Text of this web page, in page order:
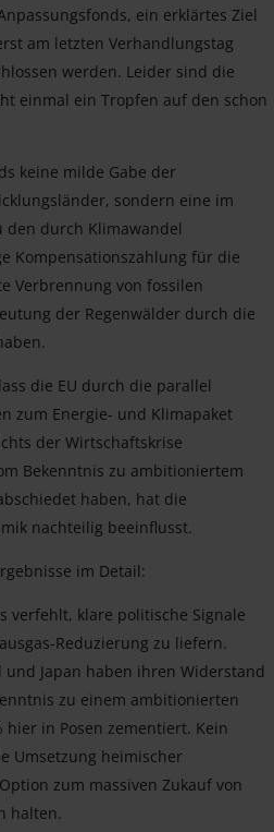
ein erklärtes Ziel
am letzten Verhandlungstag
werden. Leider sind die
einmal ein Tropfen auf den schon
keine milde Gabe der
sondern eine im
den durch Klimawandel
Kompensationszahlung für die
Verbrennung von fossilen
der Regenwälder durch die
die EU durch die parallel
zum Energie- und Klimapaket
der Wirtschaftskrise
Bekenntnis zu ambitioniertem
haben, hat die
nachteilig beeinflusst.
im Detail:
verfehlt, klare politische Signale
Reduzierung zu liefern.
Japan haben ihren Widerstand
zu einem ambitionierten
hier in Posen zementiert. Kein
Umsetzung heimischer
zum massiven Zukauf von
halten.